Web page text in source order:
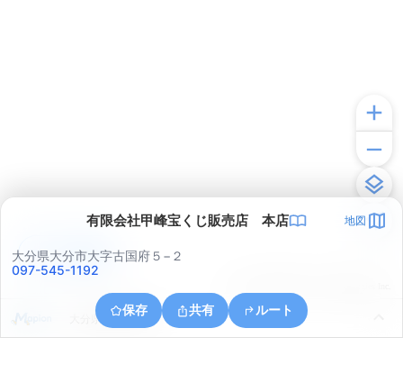
有限会社甲峰宝くじ販売店 本店 地図
大分県大分市大字古国府５−２
097-545-1192
保存 共有 ルート
大分県大分市津守
アプリで見る